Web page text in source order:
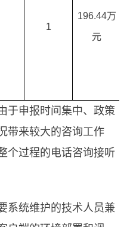
1
196.44万
元
于申报时间集中、政策
带来较大的咨询工作
个过程的电话咨询接听
系统维护的技术人员兼